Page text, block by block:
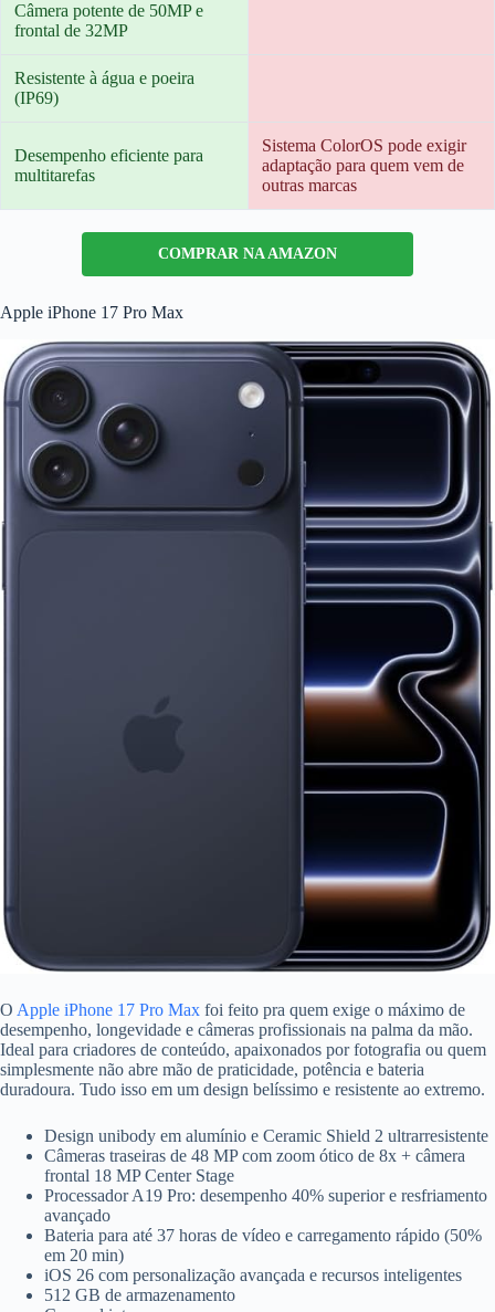
Câmera potente de 50MP e
frontal de 32MP
Resistente à água e poeira
(IP69)
Desempenho eficiente para
multitarefas
Sistema ColorOS pode exigir
adaptação para quem vem de
outras marcas
COMPRAR NA AMAZON
Apple iPhone 17 Pro Max
O Apple iPhone 17 Pro Max foi feito pra quem exige o máximo de
desempenho, longevidade e câmeras profissionais na palma da mão.
Ideal para criadores de conteúdo, apaixonados por fotografia ou quem
simplesmente não abre mão de praticidade, potência e bateria
duradoura. Tudo isso em um design belíssimo e resistente ao extremo.
Design unibody em alumínio e Ceramic Shield 2 ultrarresistente
Câmeras traseiras de 48 MP com zoom ótico de 8x + câmera
frontal 18 MP Center Stage
Processador A19 Pro: desempenho 40% superior e resfriamento
avançado
Bateria para até 37 horas de vídeo e carregamento rápido (50%
em 20 min)
iOS 26 com personalização avançada e recursos inteligentes
512 GB de armazenamento